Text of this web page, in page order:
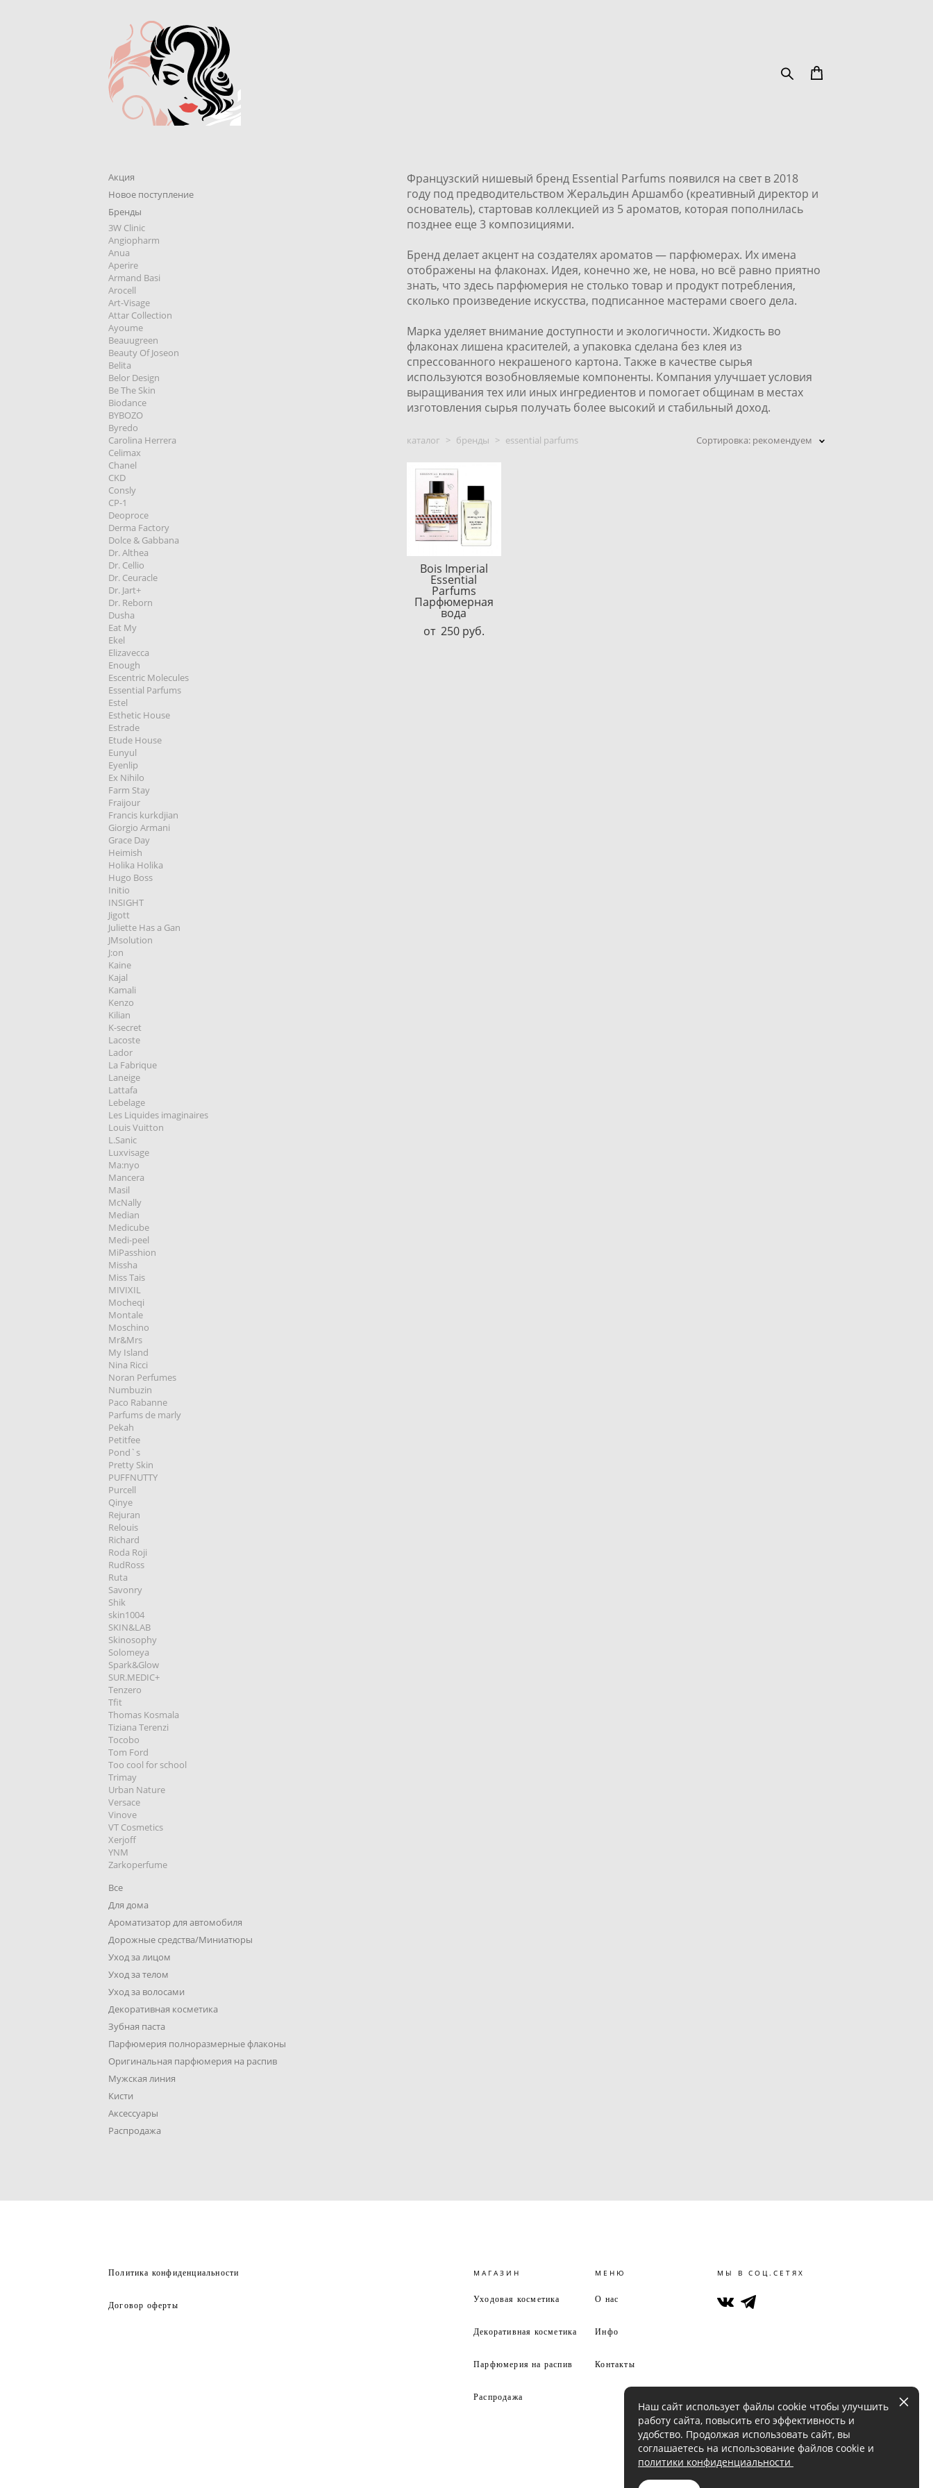
Акция
Новое поступление
Бренды
3W Clinic
Angiopharm
Anua
Aperire
Armand Basi
Arocell
Art-Visage
Attar Collection
Ayoume
Beauugreen
Beauty Of Joseon
Belita
Belor Design
Be The Skin
Biodance
BYBOZO
Byredo
Carolina Herrera
Celimax
Chanel
CKD
Consly
CP-1
Deoproce
Derma Factory
Dolce & Gabbana
Dr. Althea
Dr. Cellio
Dr. Ceuracle
Dr. Jart+
Dr. Reborn
Dusha
Eat My
Ekel
Elizavecca
Enough
Escentric Molecules
Essential Parfums
Estel
Esthetic House
Estrade
Etude House
Eunyul
Eyenlip
Ex Nihilo
Farm Stay
Fraijour
Francis kurkdjian
Giorgio Armani
Grace Day
Heimish
Holika Holika
Hugo Boss
Initio
INSIGHT
Jigott
Juliette Has a Gan
JMsolution
J:on
Kaine
Kajal
Kamali
Kenzo
Kilian
K-secret
Lacoste
Lador
La Fabrique
Laneige
Lattafa
Lebelage
Les Liquides imaginaires
Louis Vuitton
L.Sanic
Luxvisage
Ma:nyo
Mancera
Masil
McNally
Median
Medicube
Medi-peel
MiPasshion
Missha
Miss Tais
MIVIXIL
Mocheqi
Montale
Moschino
Mr&Mrs
My Island
Nina Ricci
Noran Perfumes
Numbuzin
Paco Rabanne
Parfums de marly
Pekah
Petitfee
Pond`s
Pretty Skin
PUFFNUTTY
Purcell
Qinye
Rejuran
Relouis
Richard
Roda Roji
RudRoss
Ruta
Savonry
Shik
skin1004
SKIN&LAB
Skinosophy
Solomeya
Spark&Glow
SUR.MEDIC+
Tenzero
Tfit
Thomas Kosmala
Tiziana Terenzi
Tocobo
Tom Ford
Too cool for school
Trimay
Urban Nature
Versace
Vinove
VT Cosmetics
Xerjoff
YNM
Zarkoperfume
Все
Для дома
Ароматизатор для автомобиля
Дорожные средства/Миниатюры
Уход за лицом
Уход за телом
Уход за волосами
Декоративная косметика
Зубная паста
Парфюмерия полноразмерные флаконы
Оригинальная парфюмерия на распив
Мужская линия
Кисти
Аксессуары
Распродажа
Французский нишевый бренд Essential Parfums появился на свет в 2018
году под предводительством Жеральдин Аршамбо (креативный директор и
основатель), стартовав коллекцией из 5 ароматов, которая пополнилась
позднее еще 3 композициями.
Бренд делает акцент на создателях ароматов — парфюмерах. Их имена
отображены на флаконах. Идея, конечно же, не нова, но всё равно приятно
знать, что здесь парфюмерия не столько товар и продукт потребления,
сколько произведение искусства, подписанное мастерами своего дела.
Марка уделяет внимание доступности и экологичности. Жидкость во
флаконах лишена красителей, а упаковка сделана без клея из
спрессованного некрашеного картона. Также в качестве сырья
используются возобновляемые компоненты. Компания улучшает условия
выращивания тех или иных ингредиентов и помогает общинам в местах
изготовления сырья получать более высокий и стабильный доход.
каталог > бренды > essential parfums Сортировка: рекомендуем
Bois Imperial
Essential
Parfums
Парфюмерная
вода
от 250 pуб.
Политика конфиденциальности
Договор оферты
МАГАЗИН
Уходовая косметика
Декоративная косметика
Парфюмерия на распив
Распродажа
МЕНЮ
О нас
Инфо
Контакты
МЫ В СОЦ.СЕТЯХ
Наш сайт использует файлы cookie чтобы улучшить
работу сайта, повысить его эффективность и
удобство. Продолжая использовать сайт, вы
соглашаетесь на использование файлов cookie и
политики конфиденциальности